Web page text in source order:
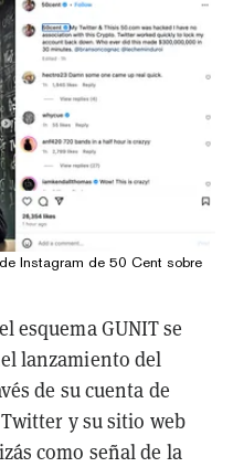
Instagram de 50 Cent sobre
esquema GUNIT se
lanzamiento del
de su cuenta de
y su sitio web
como señal de la